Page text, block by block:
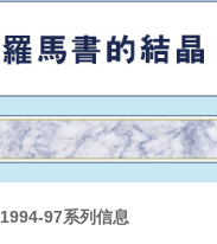
1994-97系列信息